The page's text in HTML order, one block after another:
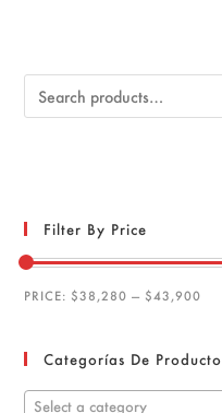
Filter By Price
PRICE: $38,280 — $43,900
Categorías De Producto
Select a category